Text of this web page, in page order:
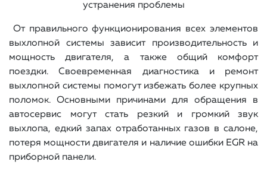
устранения проблемы
От правильного функционирования всех элементов
выхлопной системы зависит производительность и
мощность двигателя, а также общий комфорт
поездки. Своевременная диагностика и ремонт
выхлопной системы помогут избежать более крупных
поломок. Основными причинами для обращения в
автосервис могут стать резкий и громкий звук
выхлопа, едкий запах отработанных газов в салоне,
потеря мощности двигателя и наличие ошибки EGR на
приборной панели.